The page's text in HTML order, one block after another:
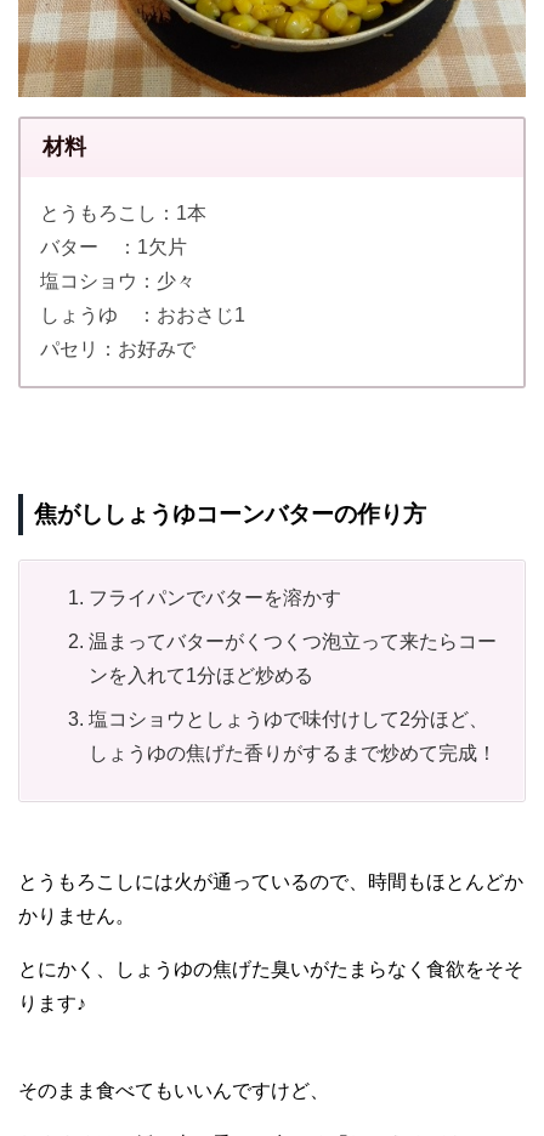
材料
とうもろこし：1本
バター ：1欠片
塩コショウ：少々
しょうゆ ：おおさじ1
パセリ：お好みで
焦がししょうゆコーンバターの作り方
フライパンでバターを溶かす
温まってバターがくつくつ泡立って来たらコー
ンを入れて1分ほど炒める
塩コショウとしょうゆで味付けして2分ほど、
しょうゆの焦げた香りがするまで炒めて完成！
とうもろこしには火が通っているので、時間もほとんどか
かりません。
とにかく、しょうゆの焦げた臭いがたまらなく食欲をそそ
ります♪
そのまま食べてもいいんですけど、